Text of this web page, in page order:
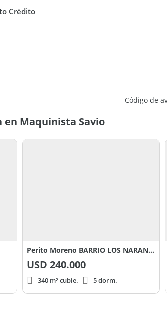
Crédito
Código de
en Maquinista Savio
Perito Moreno BARRIO LOS NARANJOS 1800
USD 240.000
340 m² cubie. 5 dorm.